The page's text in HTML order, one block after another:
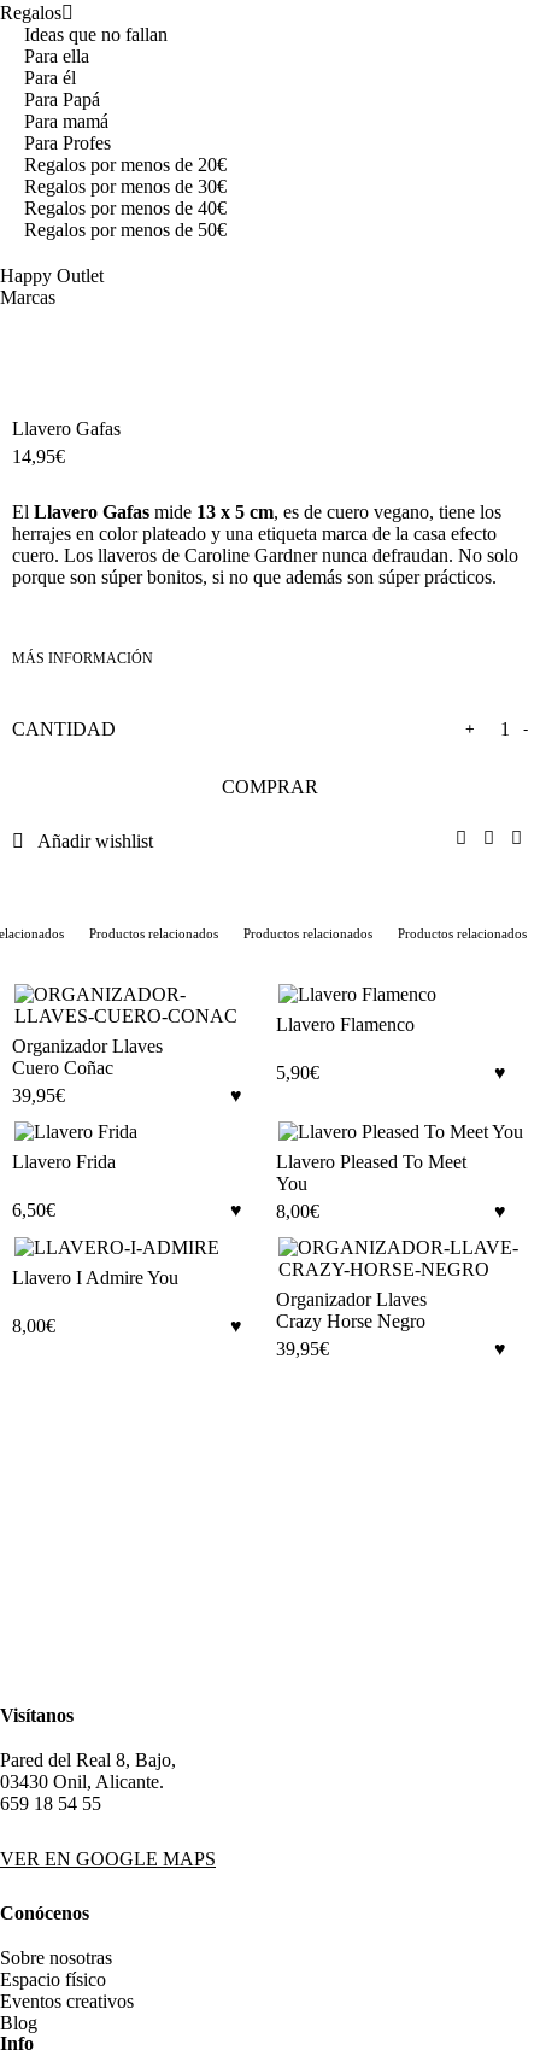
Regalos
Ideas que no fallan
Para ella
Para él
Para Papá
Para mamá
Para Profes
Regalos por menos de 20€
Regalos por menos de 30€
Regalos por menos de 40€
Regalos por menos de 50€
Happy Outlet
Marcas
Llavero Gafas
14,95€
El Llavero Gafas mide 13 x 5 cm, es de cuero vegano, tiene los
herrajes en color plateado y una etiqueta marca de la casa efecto
cuero. Los llaveros de Caroline Gardner nunca defraudan. No solo
porque son súper bonitos, si no que además son súper prácticos.
-
+
COMPRAR
Añadir wishlist
Productos relacionados Productos relacionados Productos relacionados
Organizador Llaves
Cuero Coñac
39,95€
Llavero Flamenco
5,90€
Llavero Frida
6,50€
Llavero Pleased To Meet
You
8,00€
Llavero I Admire You
8,00€
Organizador Llaves
Crazy Horse Negro
39,95€
Visítanos
Pared del Real 8, Bajo,
03430 Onil, Alicante.
659 18 54 55
VER EN GOOGLE MAPS
Conócenos
Sobre nosotras
Espacio físico
Eventos creativos
Blog
Info